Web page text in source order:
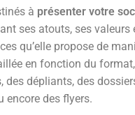
à présenter votre
ses atouts, ses valeurs
qu’elle propose de
en fonction du
des dépliants, des
encore des flyers.